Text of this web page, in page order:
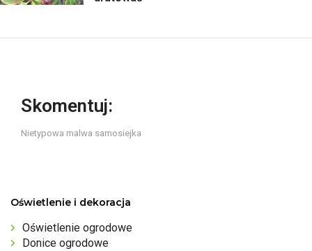
Skomentuj:
Nietypowa malwa samosiejka
Oświetlenie i dekoracja
Oświetlenie ogrodowe
Donice ogrodowe